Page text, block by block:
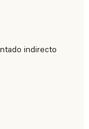
indirecto